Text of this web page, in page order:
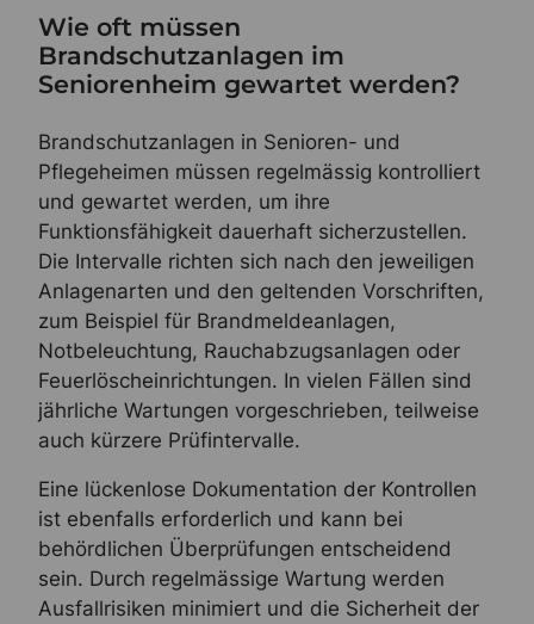
Wie oft müssen
Brandschutzanlagen im
Seniorenheim gewartet werden?
Brandschutzanlagen in Senioren- und
Pflegeheimen müssen regelmässig kontrolliert
und gewartet werden, um ihre
Funktionsfähigkeit dauerhaft sicherzustellen.
Die Intervalle richten sich nach den jeweiligen
Anlagenarten und den geltenden Vorschriften,
zum Beispiel für Brandmeldeanlagen,
Notbeleuchtung, Rauchabzugsanlagen oder
Feuerlöscheinrichtungen. In vielen Fällen sind
jährliche Wartungen vorgeschrieben, teilweise
auch kürzere Prüfintervalle.
Eine lückenlose Dokumentation der Kontrollen
ist ebenfalls erforderlich und kann bei
behördlichen Überprüfungen entscheidend
sein. Durch regelmässige Wartung werden
Ausfallrisiken minimiert und die Sicherheit der